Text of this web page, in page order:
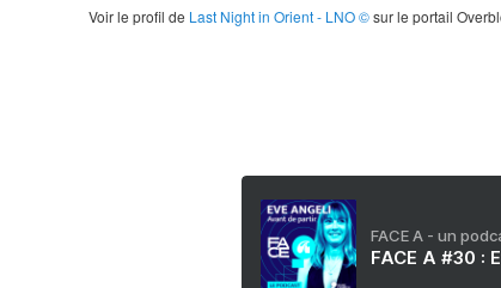
Voir le profil de Last Night in Orient - LNO ©sur le portail
FACE A - un
FACE A #30 :